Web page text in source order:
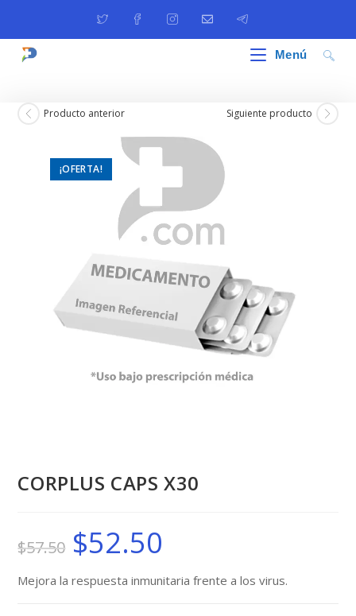
Menú
¡OFERTA!
Producto anterior Siguiente producto
CORPLUS CAPS X30
$57.50
El
precio
original
$57.50.
$52.50
$52.50.
Mejora la respuesta inmunitaria frente a los virus.